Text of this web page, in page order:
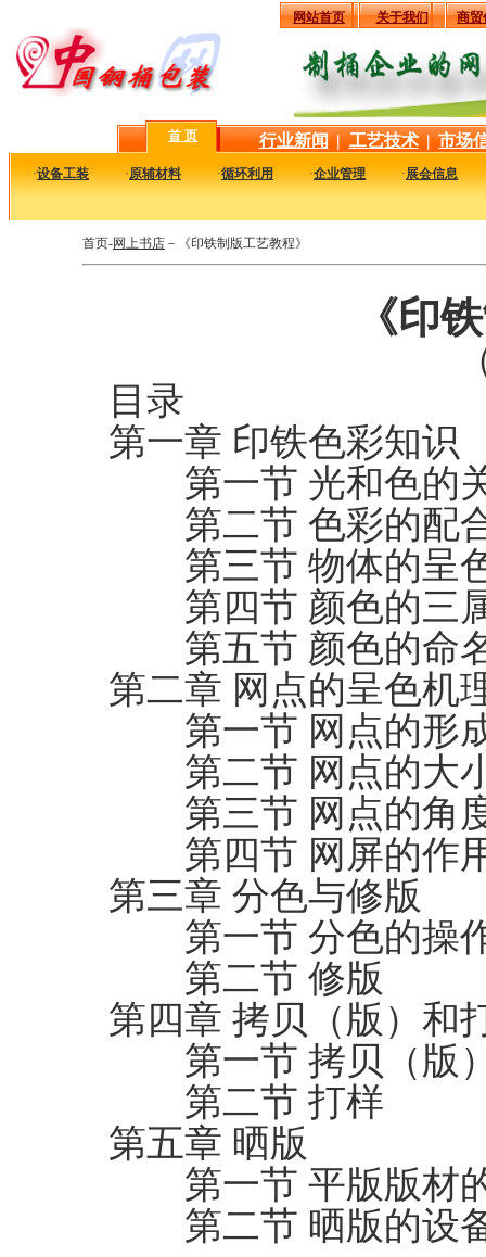
网站首页 关于我们 商贸
首 页 行业新闻 | 工艺技术 | 市场
·设备工装 ·原辅材料 ·循环利用 ·企业管理 ·展会信息
首页-网上书店 －《印铁制版工艺教程》
《印
目录
第一章 印铁色彩知识
第一节 光和色的
第二节 色彩的配
第三节 物体的呈
第四节 颜色的三
第五节 颜色的命
第二章 网点的呈色机
第一节 网点的形
第二节 网点的大
第三节 网点的角
第四节 网屏的作
第三章 分色与修版
第一节 分色的操
第二节 修版
第四章 拷贝（版）和
第一节 拷贝（版
第二节 打样
第五章 晒版
第一节 平版版材
第二节 晒版的设